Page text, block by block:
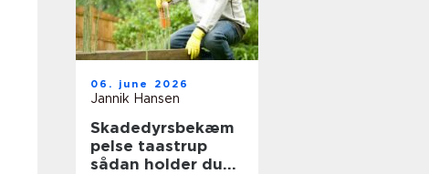
06. june 2026
Jannik Hansen
Skadedyrsbekæm
pelse taastrup
sådan holder du